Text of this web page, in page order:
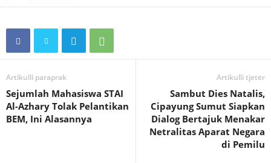
Artikulli paraprak
Sejumlah Mahasiswa STAI
Al-Azhary Tolak Pelantikan
BEM, Ini Alasannya
Artikulli tjetër
Sambut Dies Natalis,
Cipayung Sumut Siapkan
Dialog Bertajuk Menakar
Netralitas Aparat Negara
di Pemilu